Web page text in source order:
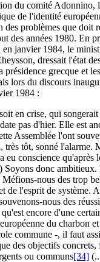
du comité Adonnino,
de l'identité
des problèmes que doit
des années 1980. En
en janvier 1984, le
dressait l'état
présidence grecque et
lors du discours
1984 :
en crise, qui
pas d'hier. Elle est
Assemblée l'ont
très tôt, sonné l'alarme.
eu conscience qu'après
Soyons donc ambitieux.
Méfions-nous des trop
de l'esprit de système.
nous des
encore d'une
du charbon
commune -, il faut
des objectifs concrets,
ou communs[34]